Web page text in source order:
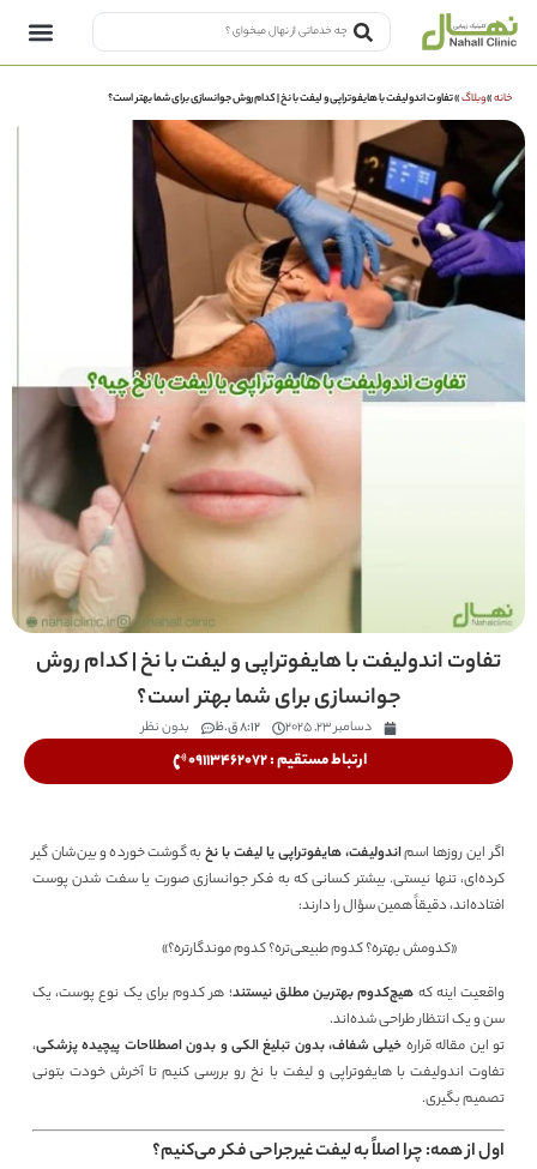
خانه»وبلاگ»تفاوت اندولیفت با هایفوتراپی و لیفت با نخ | کدام روش جوانسازی برای شما بهتر است؟
تفاوت اندولیفت با هایفوتراپی و لیفت با نخ | کدام روش
جوانسازی برای شما بهتر است؟
دسامبر 23, 2025 8:12 ق.ظ بدون نظر
ارتباط مستقیم : 09113462072
اگر این روزها اسماندولیفت، هایفوتراپی یا لیفت با نخبه گوشت خورده و بین‌شان گیر
کرده‌ای، تنها نیستی. بیشتر کسانی که به فکر جوانسازی صورت یا سفت شدن پوست
افتاده‌اند، دقیقاً همین سؤال را دارند:
«کدومش بهتره؟ کدوم طبیعی‌تره؟ کدوم موندگارتره؟»
واقعیت اینه که هیچ‌کدوم بهترین مطلق نیستند؛ هر کدوم برای یک نوع پوست، یک
سن و یک انتظار طراحی شده‌اند.
تو این مقاله قراره خیلی شفاف، بدون تبلیغ الکی و بدون اصطلاحات پیچیده پزشکی،
تفاوت اندولیفت با هایفوتراپی و لیفت با نخ رو بررسی کنیم تا آخرش خودت بتونی
تصمیم بگیری.
اول از همه: چرا اصلاً به لیفت غیرجراحی فکر می‌کنیم؟